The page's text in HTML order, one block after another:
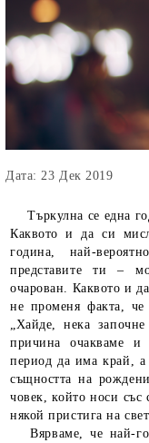
Дата: 23 Дек 2019
Търкулна се една
Каквото и да си
година, най-
представите ти –
очарован. Каквото и
не променя факта, че
„Хайде, нека
причина очакваме
период да има край, а
същността на
човек, който носи със
някой пристига на
Вярваме, че най-